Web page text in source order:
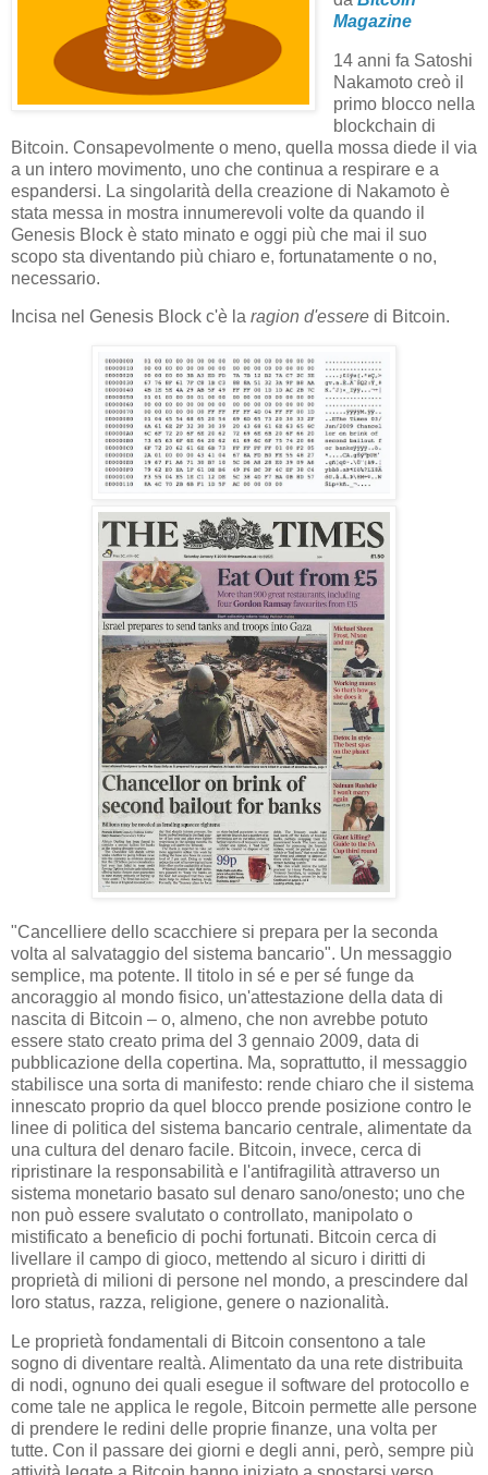
Magazine
14 anni fa Satoshi
Nakamoto creò il
primo blocco nella
blockchain di
Bitcoin. Consapevolmente o meno, quella mossa diede il via
a un intero movimento, uno che continua a respirare e a
espandersi. La singolarità della creazione di Nakamoto è
stata messa in mostra innumerevoli volte da quando il
Genesis Block è stato minato e oggi più che mai il suo
scopo sta diventando più chiaro e, fortunatamente o no,
necessario.
Incisa nel Genesis Block c'è la ragion d'essere di Bitcoin.
"Cancelliere dello scacchiere si prepara per la seconda
volta al salvataggio del sistema bancario". Un messaggio
semplice, ma potente. Il titolo in sé e per sé funge da
ancoraggio al mondo fisico, un'attestazione della data di
nascita di Bitcoin – o, almeno, che non avrebbe potuto
essere stato creato prima del 3 gennaio 2009, data di
pubblicazione della copertina. Ma, soprattutto, il messaggio
stabilisce una sorta di manifesto: rende chiaro che il sistema
innescato proprio da quel blocco prende posizione contro le
linee di politica del sistema bancario centrale, alimentate da
una cultura del denaro facile. Bitcoin, invece, cerca di
ripristinare la responsabilità e l'antifragilità attraverso un
sistema monetario basato sul denaro sano/onesto; uno che
non può essere svalutato o controllato, manipolato o
mistificato a beneficio di pochi fortunati. Bitcoin cerca di
livellare il campo di gioco, mettendo al sicuro i diritti di
proprietà di milioni di persone nel mondo, a prescindere dal
loro status, razza, religione, genere o nazionalità.
Le proprietà fondamentali di Bitcoin consentono a tale
sogno di diventare realtà. Alimentato da una rete distribuita
di nodi, ognuno dei quali esegue il software del protocollo e
come tale ne applica le regole, Bitcoin permette alle persone
di prendere le redini delle proprie finanze, una volta per
tutte. Con il passare dei giorni e degli anni, però, sempre più